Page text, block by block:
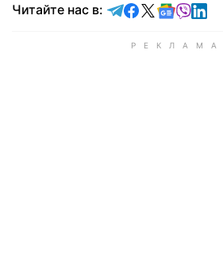
Читайте нас в: Читайте в
Читайте в
Читайте в X